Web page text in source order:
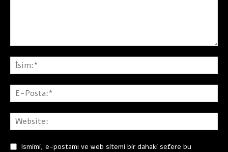
Ismimi, e-postamı ve web sitemi bir dahaki sefere bu